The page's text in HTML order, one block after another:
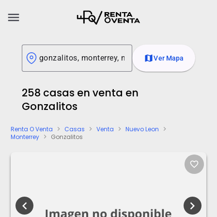
menu
mapVer Mapa
258 casas en venta en
Gonzalitos
Renta O Venta chevron_right Casas chevron_right Venta chevron_right Nuevo Leon chevron_right
Monterrey chevron_right Gonzalitos
favorite_border
chevron_left chevron_right